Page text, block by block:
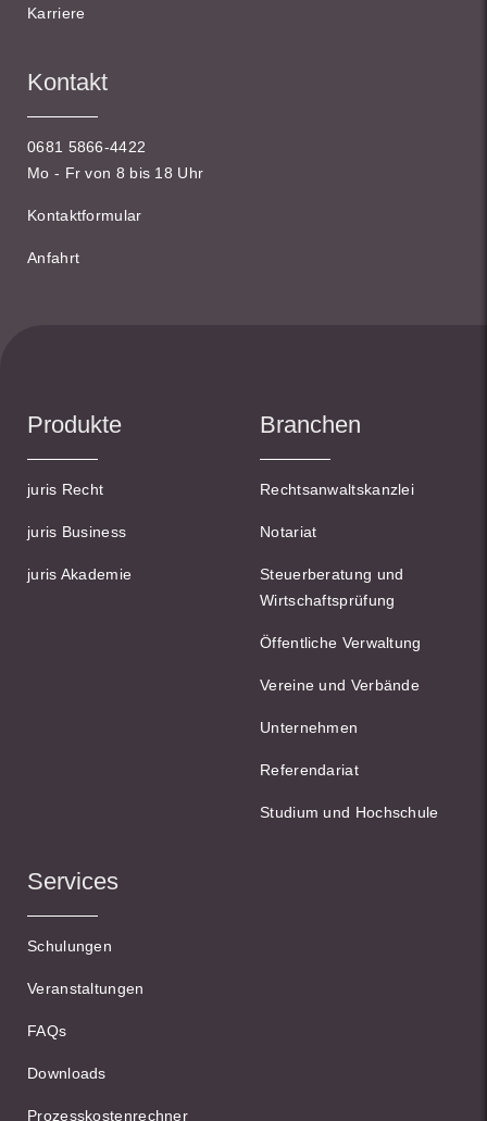
Karriere
Kontakt
0681 5866-4422
Mo - Fr von 8 bis 18 Uhr
Kontaktformular
Anfahrt
Produkte
juris Recht
juris Business
juris Akademie
Branchen
Rechtsanwaltskanzlei
Notariat
Steuerberatung und
Wirtschaftsprüfung
Öffentliche Verwaltung
Vereine und Verbände
Unternehmen
Referendariat
Studium und Hochschule
Services
Schulungen
Veranstaltungen
FAQs
Downloads
Prozesskostenrechner